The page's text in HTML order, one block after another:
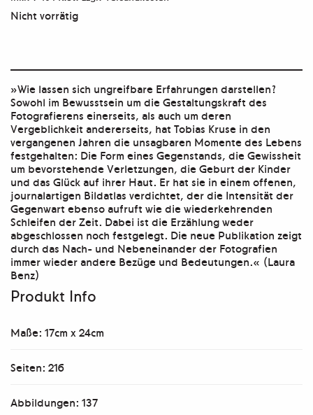
Nicht vorrätig
»Wie lassen sich ungreifbare Erfahrungen darstellen?
Sowohl im Bewusstsein um die Gestaltungskraft des
Fotografierens einerseits, als auch um deren
Vergeblichkeit andererseits, hat Tobias Kruse in den
vergangenen Jahren die unsagbaren Momente des Lebens
festgehalten: Die Form eines Gegenstands, die Gewissheit
um bevorstehende Verletzungen, die Geburt der Kinder
und das Glück auf ihrer Haut. Er hat sie in einem offenen,
journalartigen Bildatlas verdichtet, der die Intensität der
Gegenwart ebenso aufruft wie die wiederkehrenden
Schleifen der Zeit. Dabei ist die Erzählung weder
abgeschlossen noch festgelegt. Die neue Publikation zeigt
durch das Nach- und Nebeneinander der Fotografien
immer wieder andere Bezüge und Bedeutungen.« (Laura
Benz)
Produkt Info
Maße: 17cm x 24cm
Seiten: 216
Abbildungen: 137